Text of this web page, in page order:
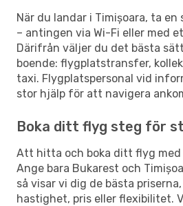
När du landar i Timișoara, ta
– antingen via Wi-Fi eller med
Därifrån väljer du det bästa
boende: flygplatstransfer,
taxi. Flygplatspersonal vid
stor hjälp för att navigera
Boka ditt flyg steg för
Att hitta och boka ditt flyg med
Ange bara Bukarest och
så visar vi dig de bästa
hastighet, pris eller flexibilitet.